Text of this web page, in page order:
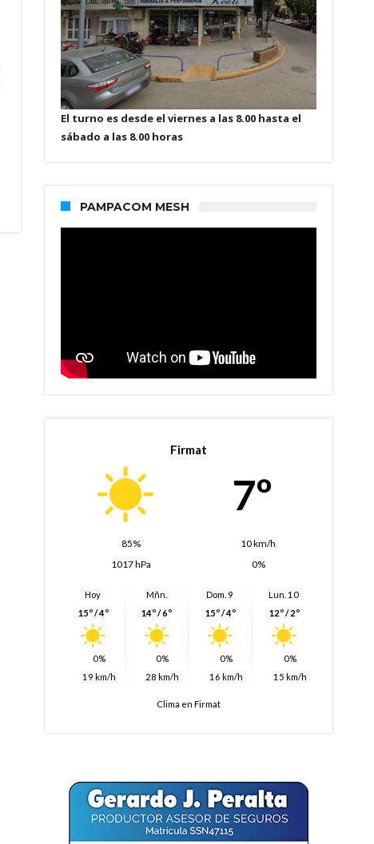
El turno es desde el viernes a las 8.00 hasta el
sábado a las 8.00 horas
PAMPACOM MESH
Firmat
7º
85%
10 km/h
1017 hPa
0%
Hoy
15º / 4º
0%
19 km/h
Mñn.
14º / 6º
0%
28 km/h
Dom. 9
15º / 4º
0%
16 km/h
Lun. 10
12º / 2º
0%
15 km/h
Clima en Firmat